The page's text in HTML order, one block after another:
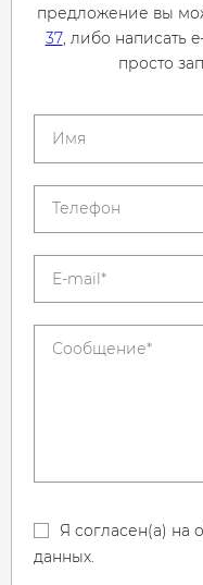
предложение вы
37, либо написать
просто
Я согласен(а) на
данных.